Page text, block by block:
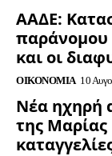
ΑΑΔΕ:
παράνομου
και οι
ΟΙΚΟΝΟΜΊΑ 10
Νέα ηχηρή
της Μαρίας